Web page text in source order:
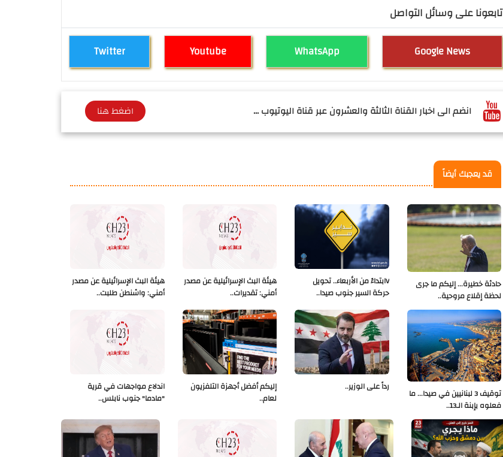
تابعونا على وسائل التواصل
Twitter Youtube WhatsApp Google News
انضم الى اخبار القناة الثالثة والعشرون عبر قناة اليوتيوب ... اضغط هنا
قد يعجبك أيضاً
هيئة البث الإسرائيلية عن مصدر
أمني: واشنطن طلبت..
هيئة البث الإسرائيلية عن مصدر
أمني: تقديرات..
Vابتداءً من الأربعاء.. تحويل
حركة السير جنوب صيدا..
حادثة خطيرة... إليكم ما جرى
لحظة إقلاع مروحية..
اندلاع مواجهات في قرية
"مادما" جنوب نابلس..
إليكم أفضل أجهزة التلفزيون
لعام..
رداً على الوزير..
توقيف 3 لبنانيين في صيدا... ما
فعلوه بإبنة الـ13..